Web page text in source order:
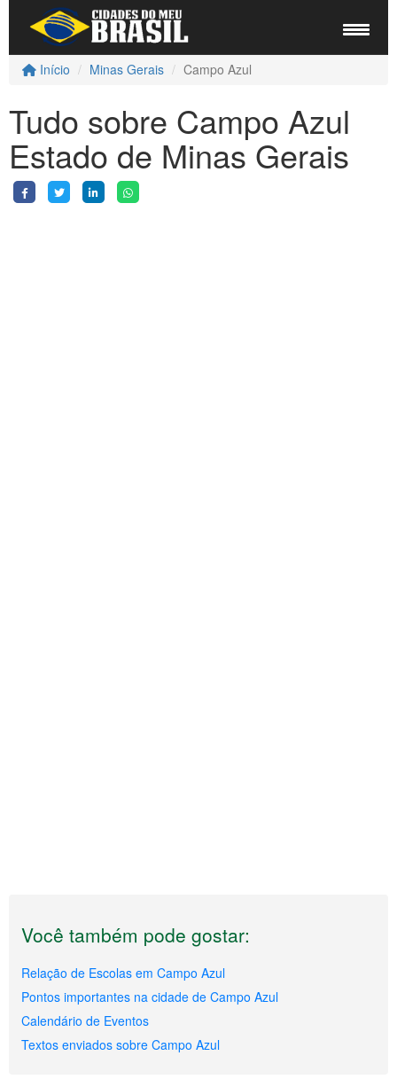
Início Minas Gerais Campo Azul
Tudo sobre Campo Azul
Estado de Minas Gerais
Você também pode gostar:
Relação de Escolas em Campo Azul
Pontos importantes na cidade de Campo Azul
Calendário de Eventos
Textos enviados sobre Campo Azul